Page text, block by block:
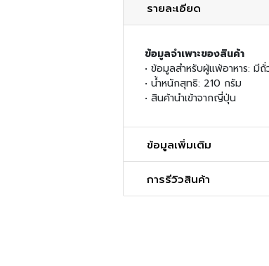
รายละเอียด
ข้อมูลจำเพาะของสินค้า
• ข้อมูลสำหรับผู้แพ้อาหาร: มี
• น้ำหนักสุทธิ: 210 กรัม
• สินค้านำเข้าจากญี่ปุ่น
ข้อมูลเพิ่มเติม
การรีวิวสินค้า